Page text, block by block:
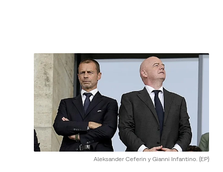
Aleksander Ceferin y Gianni Infantino. (EP)